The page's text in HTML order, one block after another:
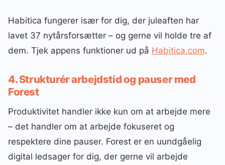
Habitica fungerer især for dig, der juleaften har
lavet 37 nytårsforsætter – og gerne vil holde tre af
dem. Tjek appens funktioner ud på Habitica.com.
4. Strukturér arbejdstid og pauser med
Forest
Produktivitet handler ikke kun om at arbejde mere
– det handler om at arbejde fokuseret og
respektere dine pauser. Forest er en uundgåelig
digital ledsager for dig, der gerne vil arbejde